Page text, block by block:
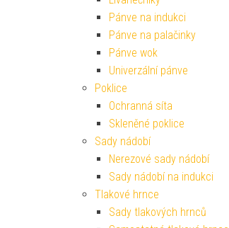
Pánve na indukci
Pánve na palačinky
Pánve wok
Univerzální pánve
Poklice
Ochranná síta
Skleněné poklice
Sady nádobí
Nerezové sady nádobí
Sady nádobí na indukci
Tlakové hrnce
Sady tlakových hrnců